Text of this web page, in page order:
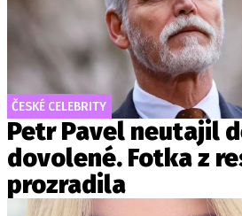
ČESKÉ CELEBRITY
Petr Pavel neutajil
dovolené. Fotka z
prozradila